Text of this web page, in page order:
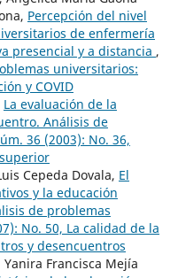
Percepción del nivel
de enfermería
presencial y a distancia ,
universitarios:
y COVID
La evaluación de la
Análisis de
36 (2003): No. 36,
Cepeda Dovala, El
y la educación
de problemas
No. 50, La calidad de la
y desencuentros
Francisca Mejía